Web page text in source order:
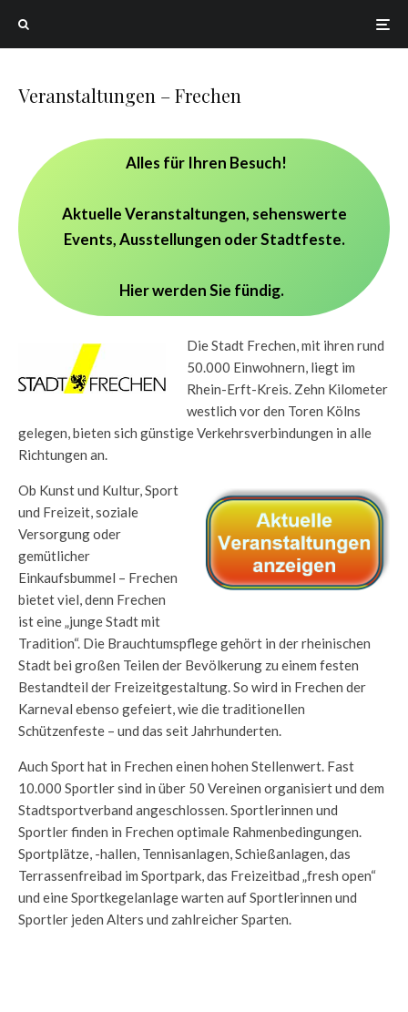
Veranstaltungen – Frechen
Alles für Ihren Besuch!
Aktuelle Veranstaltungen, sehenswerte
Events, Ausstellungen oder Stadtfeste.
Hier werden Sie fündig.
Die Stadt Frechen, mit ihren rund
50.000 Einwohnern, liegt im
Rhein-Erft-Kreis. Zehn Kilometer
westlich vor den Toren Kölns
gelegen, bieten sich günstige Verkehrsverbindungen in alle
Richtungen an.
Ob Kunst und Kultur, Sport
und Freizeit, soziale
Versorgung oder
gemütlicher
Einkaufsbummel – Frechen
bietet viel, denn Frechen
ist eine „junge Stadt mit
Tradition“. Die Brauchtumspflege gehört in der rheinischen
Stadt bei großen Teilen der Bevölkerung zu einem festen
Bestandteil der Freizeitgestaltung. So wird in Frechen der
Karneval ebenso gefeiert, wie die traditionellen
Schützenfeste – und das seit Jahrhunderten.
Auch Sport hat in Frechen einen hohen Stellenwert. Fast
10.000 Sportler sind in über 50 Vereinen organisiert und dem
Stadtsportverband angeschlossen. Sportlerinnen und
Sportler finden in Frechen optimale Rahmenbedingungen.
Sportplätze, -hallen, Tennisanlagen, Schießanlagen, das
Terrassenfreibad im Sportpark, das Freizeitbad „fresh open“
und eine Sportkegelanlage warten auf Sportlerinnen und
Sportler jeden Alters und zahlreicher Sparten.